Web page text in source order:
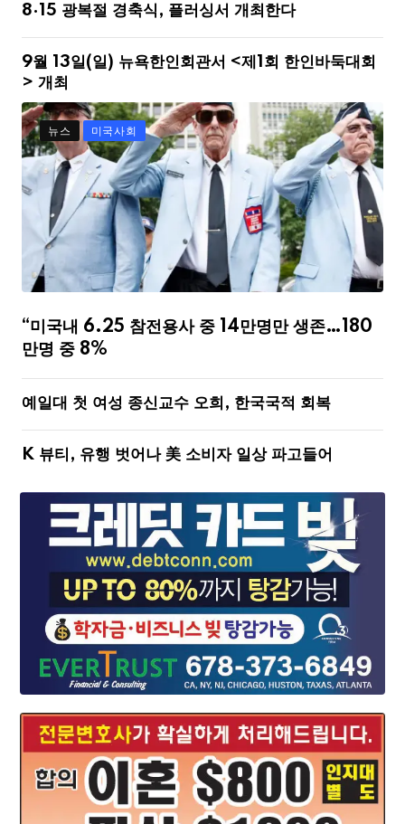
8·15 광복절 경축식, 플러싱서 개최한다
9월 13일(일) 뉴욕한인회관서 <제1회 한인바둑대회
> 개최
뉴스 미국사회
“미국내 6.25 참전용사 중 14만명만 생존…180
만명 중 8%
예일대 첫 여성 종신교수 오희, 한국국적 회복
K 뷰티, 유행 벗어나 美 소비자 일상 파고들어